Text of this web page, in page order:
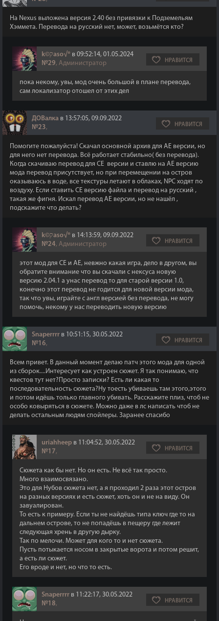
На Nexus выложена версия 2.40 без привязки к Подземельям
Хэммета. Перевода на русский нет, может, возьмётся кто?
k©קaso√® в 09:52:14, 01.05.2024
№29, Администратор НРАВИТСЯ
пока некому, увы, мод очень большой в плане перевода,
сам локализатор отошел от этих дел
ДОВалка в 13:57:05, 09.09.2022
№23, НРАВИТСЯ
Помогите пожалуйста! Скачал основной архив для АЕ версии, но
для него нет перевода. Всё работает стабильно( без перевода).
Когда скачиваю перевод для СЕ версии и ставлю на АЕ версию
мода перевод присутствует, но при перемещении на остров
оказываюсь в воде, все текстуры летают в облаках, NPC ходят по
воздуху. Если ставить СЕ версию файла и перевод на русский ,
такая же фигня. Искал перевод АЕ версии, но не нашёл ,
подскажите что делать?
k©קaso√® в 14:13:59, 09.09.2022
№24, Администратор НРАВИТСЯ
этот мод для СЕ и АЕ, невжно какая игра, дело в другом, вы
обратите внимание что вы скачали с нексуса новую
версию 2.04.1 а унас перевод то для старой версии 1.0,
конечно этот перевод не годится для новой версии мода,
так что увы, играйте с англ версией без перевода, не могу
помочь, некому у нас переводить новую версию
Snaperrrr в 10:51:15, 30.05.2022
№16, НРАВИТСЯ
Всем привет. В данный момент делаю патч этого мода для одной
из сборок....Интересует как устроен сюжет. Я так понимаю, что
квестов тут нет?Просто записки? Есть ли какая то
последовательность сюжета?Ну тоесть убиваешь там этого,этого
и потом идёшь только главного убивать. Расскажите плиз, чтоб не
особо ковыряться в сюжете. Можно даже в лс написать чтоб не
делать остальным людям спойлеры. Заранее спасибо
uriahheep в 11:04:52, 30.05.2022
№17, НРАВИТСЯ
Сюжета как бы нет. Но он есть. Не всё так просто.
Много взаимосвязано.
Это для Нубов сюжета нет, а я проходил 2 раза этот остров
на разных версиях и есть сюжет, хоть он и не на виду. Он
завуалирован.
То есть к примеру. Если ты не найдёшь типа ключ где то на
дальнем острове, то не попадёшь в пещеру где лежит
следующая хрень в другую дырку.
Так по мелочи. Может для кого то и нет сюжета.
Пусть потыкается носом в закрытые ворота и потом решит,
а есть ли сюжет.
Его вроде и нет, но что то есть.
Snaperrrr в 11:22:17, 30.05.2022
№18, НРАВИТСЯ